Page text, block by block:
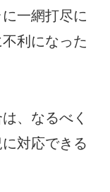
一網打尽に
利になった
、なるべく
対応できる